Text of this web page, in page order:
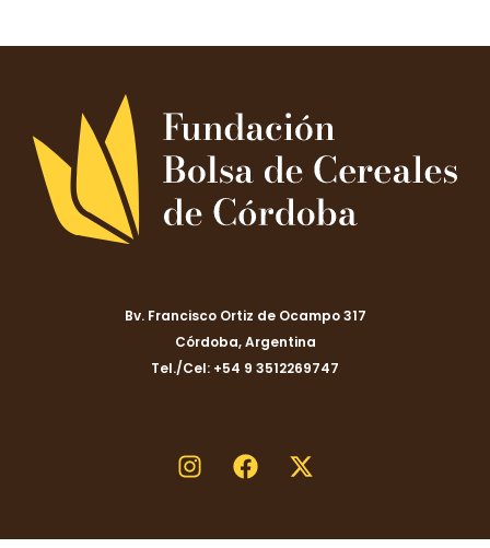
Bv. Francisco Ortiz de Ocampo 317
Córdoba, Argentina
Tel./Cel: +54 9 3512269747